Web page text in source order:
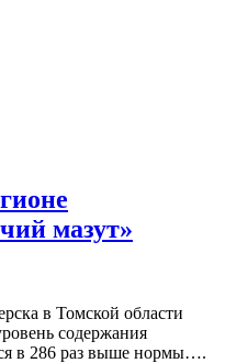
мазут»
в Томской области
содержания
в 286 раз выше нормы….